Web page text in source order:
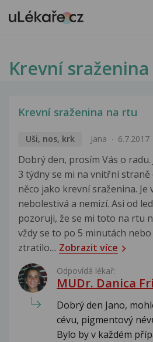
Krevní sraženina
Krevní sraženina na rtu
Uši, nos, krk Jana 6.7.2017
Dobrý den, prosím Vás o radu.
3 týdny se mi na vnitřní
něco jako krevní sraženina. Je
nebolestivá a nemizí. Asi od
pozoruji, že se mi toto na rtu
vždy se to po 5 minutách
ztratilo.... Zobrazit více
Odpovídá lékař:
MUDr. Danica
Dobrý den Jano,
cévu, pigmentový
Bylo by v každém